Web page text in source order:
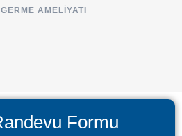
AMELIYATI
Formu